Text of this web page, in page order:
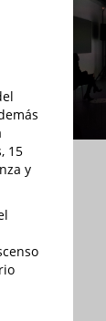
15
y